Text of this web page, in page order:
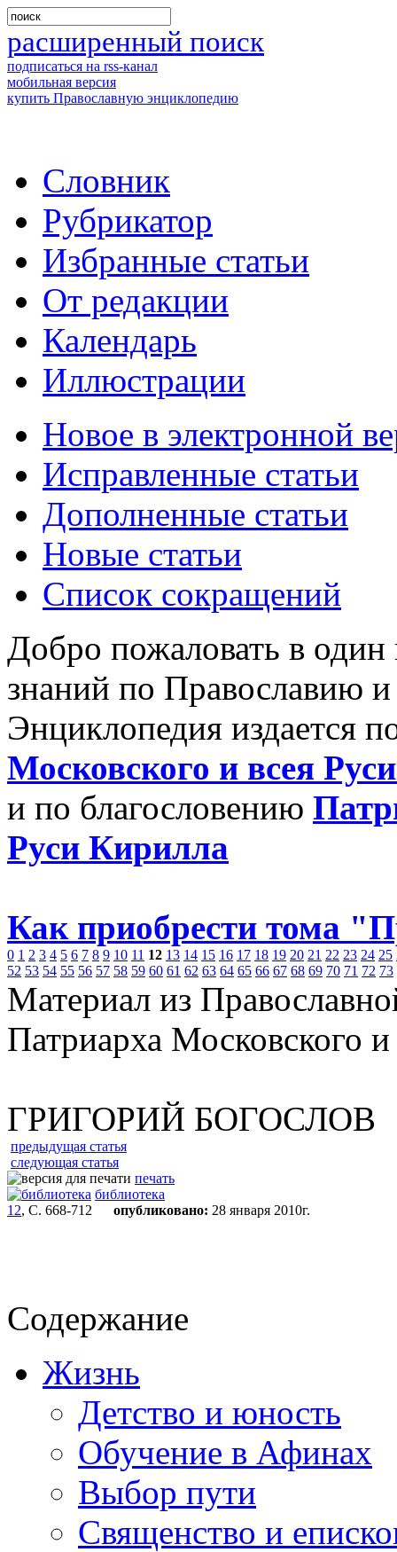
расширенный поиск
подписаться на rss-канал
мобильная версия
купить Православную энциклопедию
Словник
Рубрикатор
Избранные статьи
От редакции
Календарь
Иллюстрации
Новое в электронной
Исправленные статьи
Дополненные статьи
Новые статьи
Список сокращений
Добро пожаловать в
знаний по Православию
Энциклопедия издается
Московского и всея
и по благословению
Руси Кирилла
Как приобрести тома
0 1 2 3 4 5 6 7 8 9 10 11 12 13 14 15 16 17 18 19 20 21 22 23 24 25
52 53 54 55 56 57 58 59 60 61 62 63 64 65 66 67 68 69 70 71 72 73
Материал из
Патриарха Московского
ГРИГОРИЙ БОГОСЛОВ
предыдущая статья
следующая статья
печать
библиотека
12, С. 668-712 опубликовано: 28 января 2010г.
Содержание
Жизнь
Детство и юность
Обучение в Афинах
Выбор пути
Священство и